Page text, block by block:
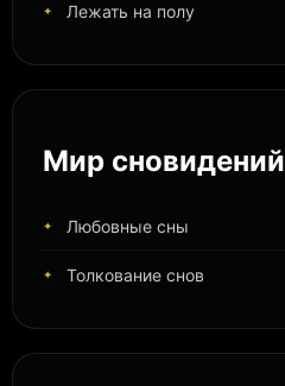
Лежать на полу
Мир сновидений
Любовные сны
Толкование снов